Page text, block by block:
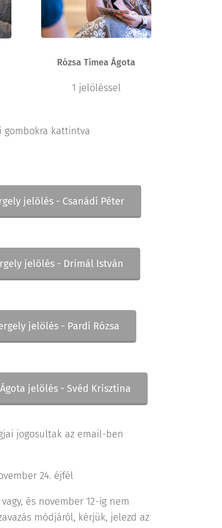
Rózsa Tímea Ágota
1 jelöléssel
gombokra kattintva
jelölés - Csanádi Péter
jelölés - Drimál István
jelölés - Pardi Rózsa
jelölés - Svéd Krisztina
jogosultak az email-ben
24. éjfél
és november 12-ig nem
módjáról, kérjük, jelezd az